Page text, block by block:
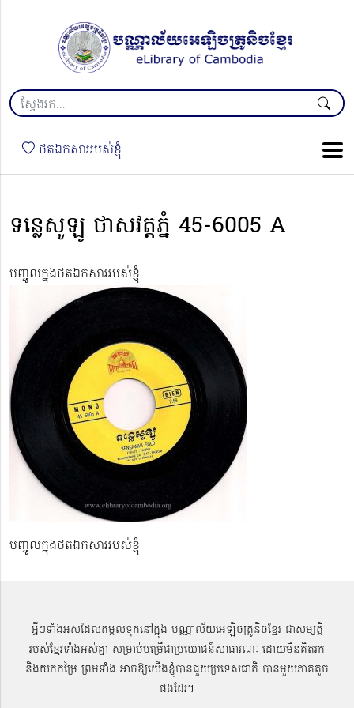
ថតឯកសាររបស់ខ្ញុំ
ទន្លេសូឡូ ថាសវត្តភ្នំ 45-6005 A
បញ្ចូលក្នុងថតឯកសាររបស់ខ្ញុំ
បញ្ចូលក្នុងថតឯកសាររបស់ខ្ញុំ
អ្វីៗទាំងអស់ដែលតម្កល់ទុកនៅក្នុង បណ្ណាល័យអេឡិចត្រូនិចខ្មែរ ជាសម្បតិ្ត
របស់ខ្មែរទាំងអស់គ្នា សម្រាប់បម្រើជាប្រយោជន៍សាធារណៈ ដោយមិនគិតរក
និងយកកម្រៃ ព្រមទាំង អាចឱ្យយើងខ្ញុំបានជួយប្រទេសជាតិ បានមួយភាគតូច
ផងដែរ។